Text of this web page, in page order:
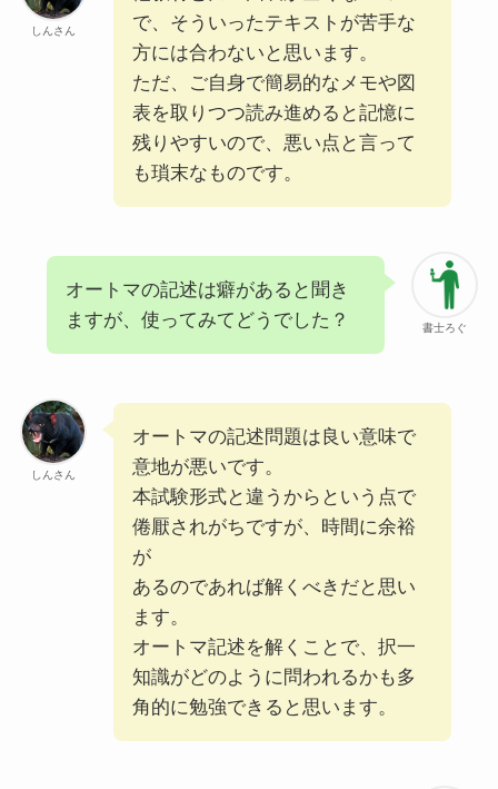
しんさん
で、そういったテキストが苦⼿な
⽅には合わないと思います。
ただ、ご⾃⾝で簡易的なメモや図
表を取りつつ読み進めると記憶に
残りやすいので、悪い点と⾔って
も瑣末なものです。
書士ろぐ
オートマの記述は癖があると聞き
ますが、使ってみてどうでした？
しんさん
オートマの記述問題は良い意味で
意地が悪いです。
本試験形式と違うからという点で
倦厭されがちですが、時間に余裕
が
あるのであれば解くべきだと思い
ます。
オートマ記述を解くことで、択⼀
知識がどのように問われるかも多
⾓的に勉強できると思います。